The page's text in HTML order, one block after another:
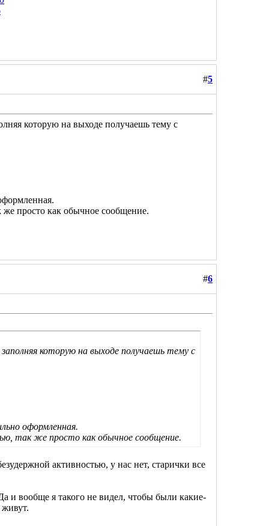
#5
которую на выходе получаешь тему с
просто как обычное сообщение.
#6
которую на выходе получаешь тему с
оформленная.
так же просто как обычное сообщение.
активностью, у нас нет, старички все
и вообще я такого не видел, чтобы были какие-